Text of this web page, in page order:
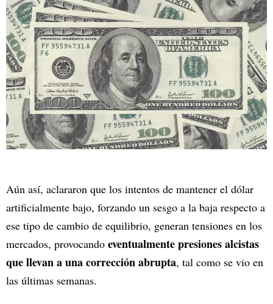
Aún así, aclararon que los intentos de mantener el dólar
artificialmente bajo, forzando un sesgo a la baja respecto a
ese tipo de cambio de equilibrio, generan tensiones en los
mercados, provocando eventualmente presiones alcistas
que llevan a una corrección abrupta, tal como se vio en
las últimas semanas.